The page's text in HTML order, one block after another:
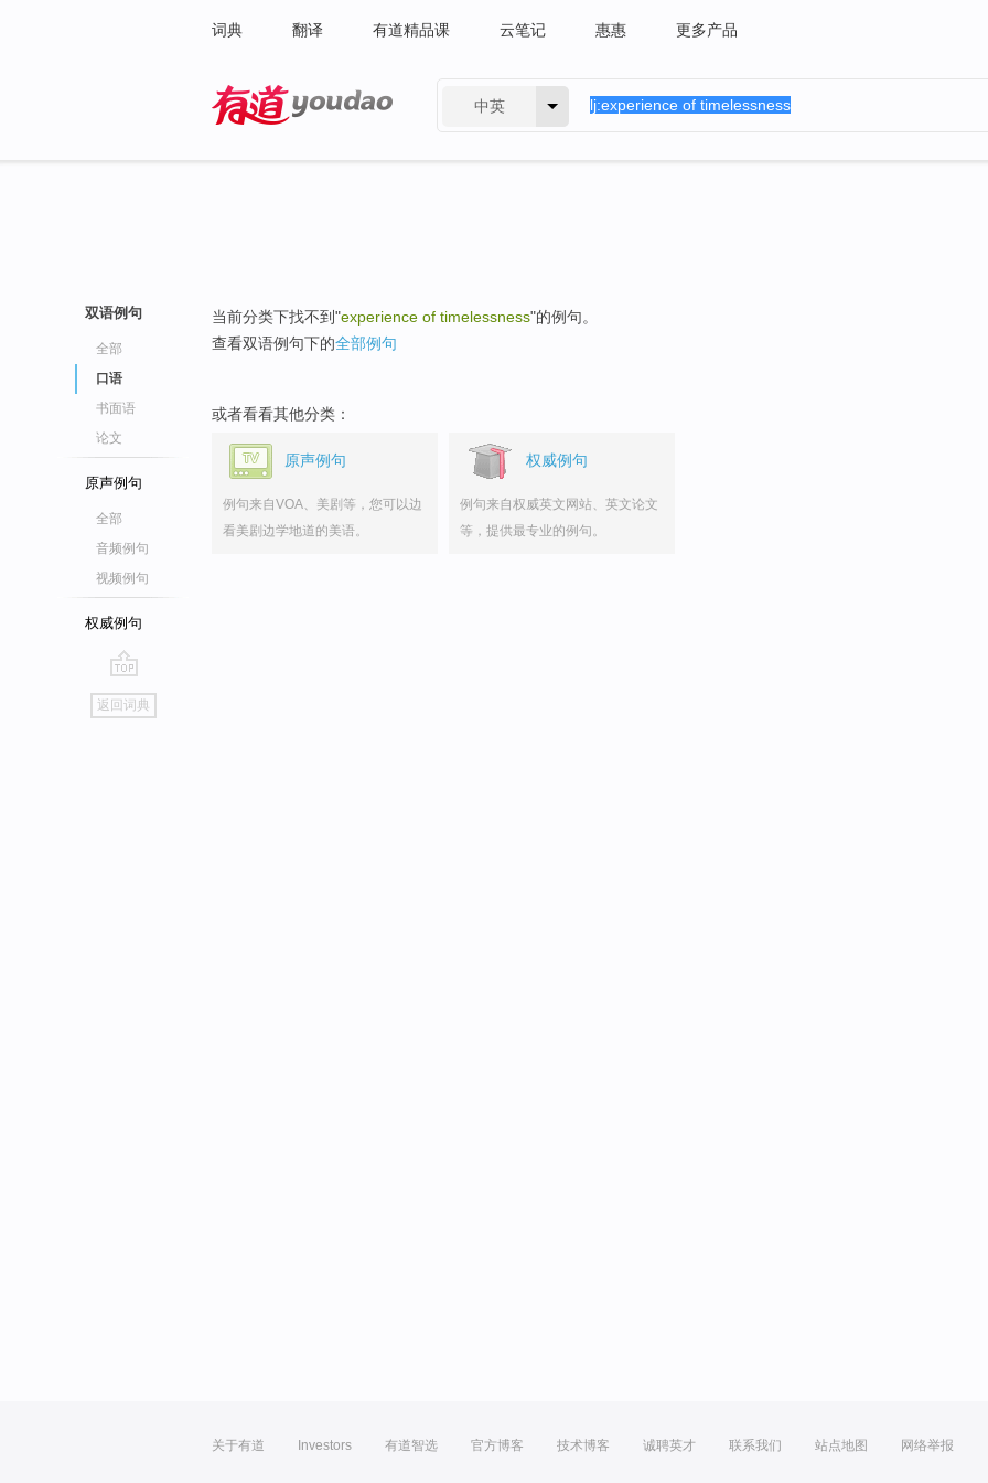
词典 翻译 有道精品课 云笔记 惠惠 更多产品
中英
双语例句
全部
口语
书面语
论文
原声例句
全部
音频例句
视频例句
权威例句
go
top
返回词典
当前分类下找不到"experience of timelessness"的例句。
查看双语例句下的全部例句
或者看看其他分类：
原声例句
例句来自VOA、美剧等，您可以边
看美剧边学地道的美语。
权威例句
例句来自权威英文网站、英文论文
等，提供最专业的例句。
关于有道 Investors 有道智选 官方博客 技术博客 诚聘英才 联系我们 站点地图 网络举报